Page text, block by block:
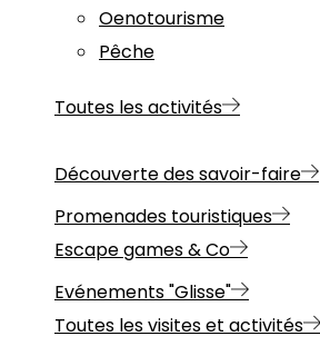
Oenotourisme
Pêche
Toutes les activités
Découverte des savoir-faire
Promenades touristiques
Escape games & Co
Evénements "Glisse"
Toutes les visites et activités